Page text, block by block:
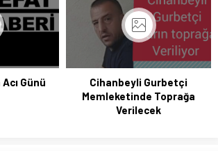
Günü
Cihanbeyli Gurbetçi
Memleketinde Toprağa
Verilecek